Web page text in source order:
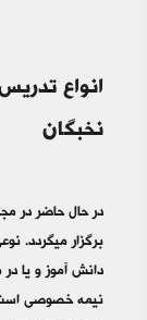
انواع
نخبگان
در حال حاضر در
برگزار میگردد.
دانش آموز و یا
نیمه خصوصی